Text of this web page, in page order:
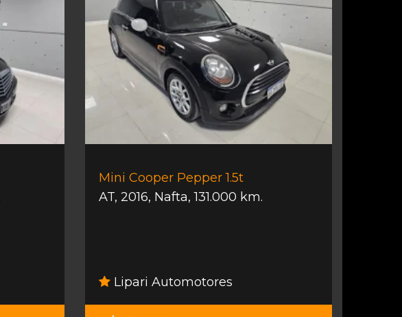
Mini Cooper Pepper 1.5t
AT, 2016, Nafta,131.000 km.
Lipari Automotores